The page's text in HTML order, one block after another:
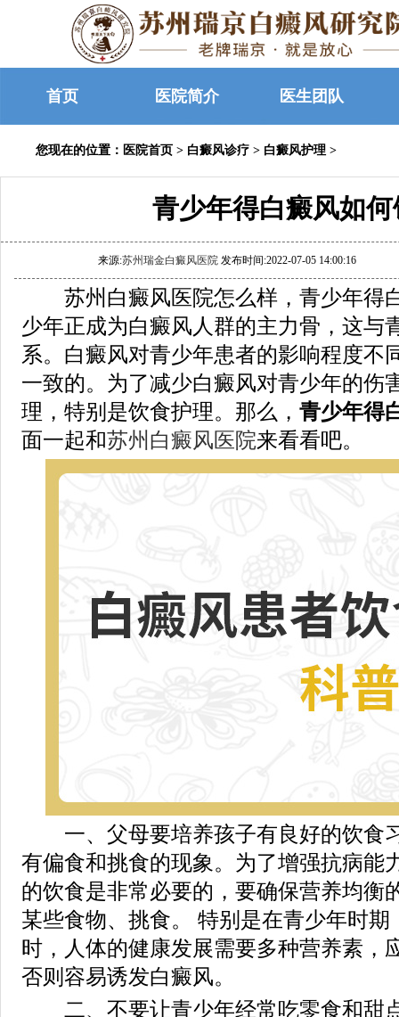
首页 医院简介 医生团队
您现在的位置： 医院首页 > 白癜风诊疗 > 白癜风护理 >
青少年得白癜风如
来源:苏州瑞金白癜风医院 发布时间:2022-07-05 14:00:16
苏州白癜风医院怎么样，青少年得
少年正成为白癜风人群的主力骨，这与
系。白癜风对青少年患者的影响程度不
一致的。为了减少白癜风对青少年的伤
理，特别是饮食护理。那么， 青少年得
面一起和苏州白癜风医院来看看吧。
一、父母要培养孩子有良好的饮食
有偏食和挑食的现象。为了增强抗病能
的饮食是非常必要的，要确保营养均衡
某些食物、挑食。 特别是在青少年时
时，人体的健康发展需要多种营养素，
否则容易诱发白癜风。
二、不要让青少年经常吃零食和甜